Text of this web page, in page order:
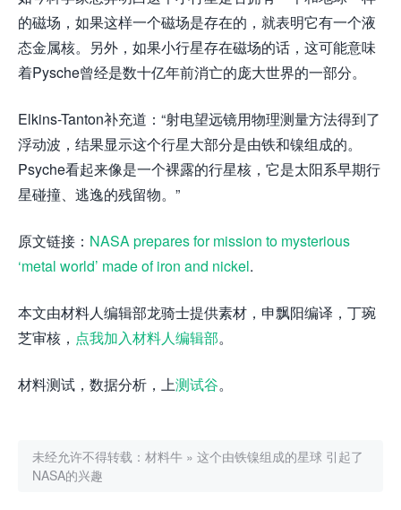
的磁场，如果这样一个磁场是存在的，就表明它有一个液
态金属核。另外，如果小行星存在磁场的话，这可能意味
着Pysche曾经是数十亿年前消亡的庞大世界的一部分。
Elkins-Tanton补充道：“射电望远镜用物理测量方法得到了
浮动波，结果显示这个行星大部分是由铁和镍组成的。
Psyche看起来像是一个裸露的行星核，它是太阳系早期行
星碰撞、逃逸的残留物。”
原文链接： NASA prepares for mission to mysterious
‘metal world’ made of iron and nickel.
本文由材料人编辑部龙骑士提供素材，申飘阳编译，丁琬
芝审核， 点我加入材料人编辑部。
材料测试，数据分析，上测试谷。
未经允许不得转载： 材料牛 » 这个由铁镍组成的星球 引起了
NASA的兴趣